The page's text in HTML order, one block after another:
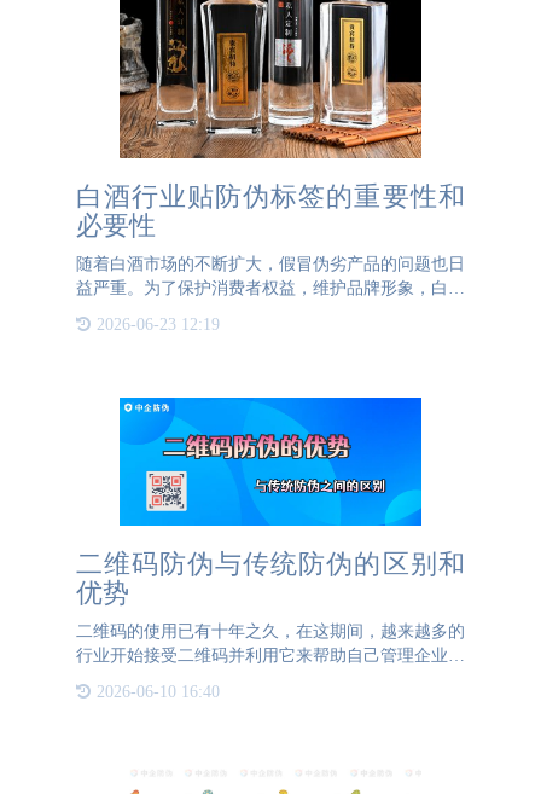
白酒行业贴防伪标签的重要性和
必要性
随着白酒市场的不断扩大，假冒伪劣产品的问题也日
益严重。为了保护消费者权益，维护品牌形象，白酒
辨别真伪的重要工具，更是企业诚信和产品质量的象
2026-06-23 12:19
二维码防伪与传统防伪的区别和
优势
二维码的使用已有十年之久，在这期间，越来越多的
行业开始接受二维码并利用它来帮助自己管理企业。
其中，在近几年较为流行的就是用二维码来为产品防
伪。二维码防伪已经不再是个难以攻破的难题，
2026-06-10 16:40